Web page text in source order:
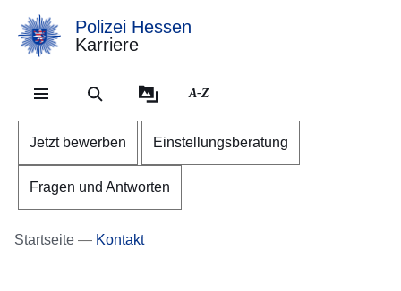
Polizei Hessen
Karriere
A-Z
Jetzt bewerben Einstellungsberatung
Fragen und Antworten
Startseite Kontakt